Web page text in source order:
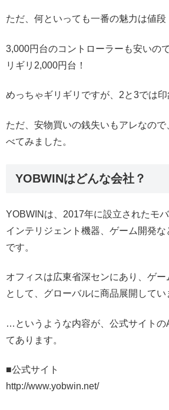
ただ、何といっても一番の魅力は値段
3,000円台のコントローラーも安いの
リギリ2,000円台！
めっちゃギリギリですが、2と3では印
ただ、安物買いの銭失いもアレなの
べてみました。
YOBWINはどんな会社？
YOBWINは、2017年に設立されたモ
インテリジェント機器、ゲーム開発
です。
オフィスは広東省深センにあり、ゲ
として、グローバルに商品展開してい
…というような内容が、公式サイトの
てあります。
■公式サイト
http://www.yobwin.net/